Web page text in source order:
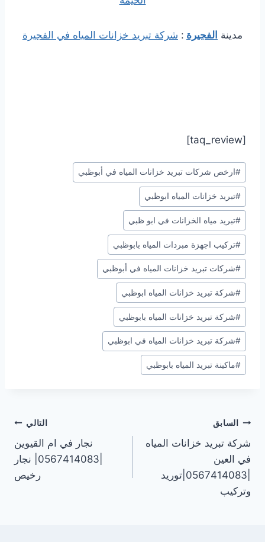
مدينة الفجيرة : شركة تبريد خزانات المياه في الفجيرة
[taq_review]
وسوم
المقال:
#ارخص شركات تبريد خزانات المياه في أبوظبي
#تبريد خزانات المياه ابوظبي
#تبريد مياه الخزانات في ابو ظبي
#تركيب اجهزة مبردات المياه بابوظبي
#شركات تبريد خزانات المياه في أبوظبي
#شركة تبريد خزانات المياه ابوظبي
#شركة تبريد خزانات المياه بابوظبي
#شركة تبريد خزانات المياه في ابوظبي
#ماكينة تبريد المياه بابوظبي
تصفّح
المقالات
السابق
شركة تبريد خزانات المياه
في العين
|0567414083|توريد
وتركيب
التالي
نجار في ام القيوين
|0567414083| نجار
رخيص